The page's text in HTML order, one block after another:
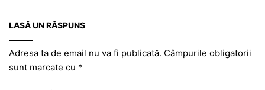
LASĂ UN RĂSPUNS
Adresa ta de email nu va fi publicată. Câmpurile obligatorii
sunt marcate cu *